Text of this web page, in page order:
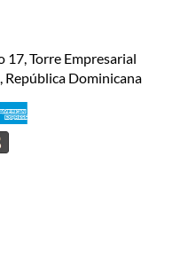
17, Torre Empresarial
República Dominicana